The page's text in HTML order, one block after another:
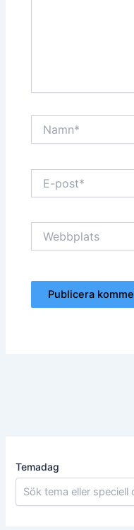
Temadag
post*